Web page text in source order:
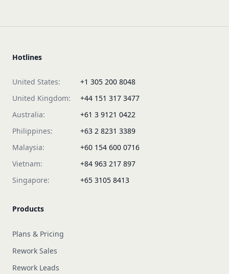
Hotlines
United States:
+1 305 200 8048
United Kingdom:
+44 151 317 3477
Australia:
+61 3 9121 0422
Philippines:
+63 2 8231 3389
Malaysia:
+60 154 600 0716
Vietnam:
+84 963 217 897
Singapore:
+65 3105 8413
Products
Plans & Pricing
Rework Sales
Rework Leads